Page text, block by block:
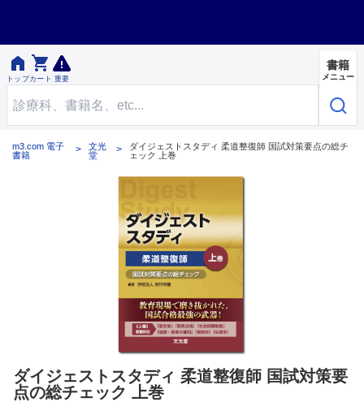

トップ

カート 重要
書籍
メニュー
m3.com 電子
書籍
文光
堂
ダイジェストスタディ 柔道整復師 国試対策要点の総チ
ェック 上巻
ダイジェストスタディ 柔道整復師 国試対策要
点の総チェック 上巻